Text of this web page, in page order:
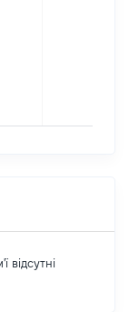
відсутні